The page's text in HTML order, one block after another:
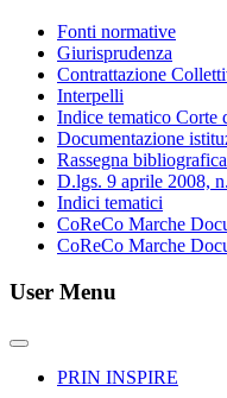
Fonti normative
Giurisprudenza
Contrattazione
Interpelli
Indice tematico Corte
Documentazione
Rassegna bibliografica
D.lgs. 9 aprile 2008,
Indici tematici
CoReCo Marche
CoReCo Marche
User Menu
PRIN INSPIRE